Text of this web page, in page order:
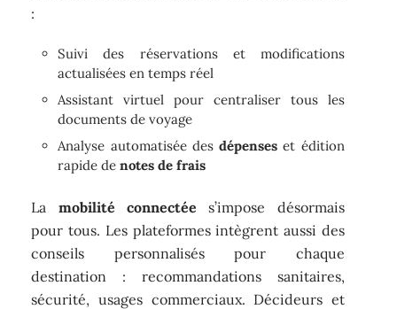
:
Suivi des réservations et modifications
actualisées en temps réel
Assistant virtuel pour centraliser tous les
documents de voyage
Analyse automatisée desdépenses et édition
rapide denotes de frais
La mobilité connectée s’impose désormais
pour tous. Les plateformes intègrent aussi des
conseils personnalisés pour chaque
destination : recommandations sanitaires,
sécurité, usages commerciaux. Décideurs et